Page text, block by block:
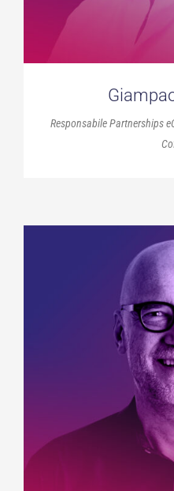
Responsabile Partnerships